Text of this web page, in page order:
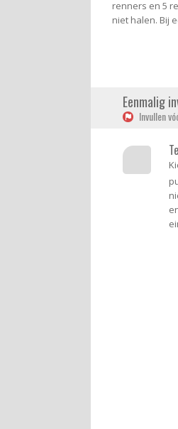
renners en 5
niet halen. Bij
Eenmalig
Invullen